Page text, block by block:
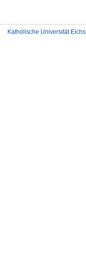
Katholische Universität